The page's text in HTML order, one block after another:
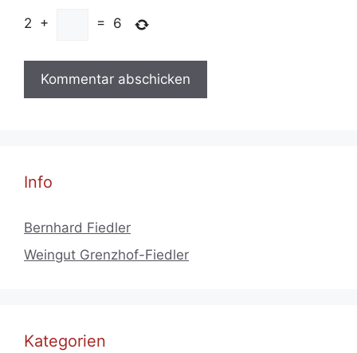
2 + = 6
Info
Bernhard Fiedler
Weingut Grenzhof-Fiedler
Kategorien